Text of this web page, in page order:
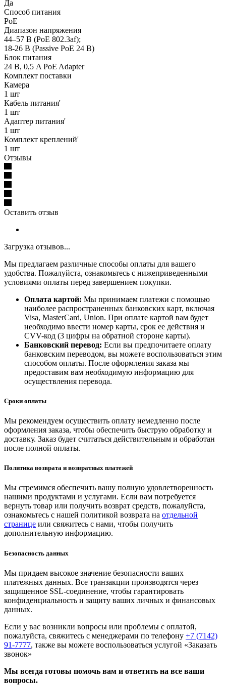
Да
Способ питания
PoE
Диапазон напряжения
44–57 В (PoE 802.3af);
18-26 В (Passive PoE 24 В)
Блок питания
24 В, 0,5 A PoE Adapter
Комплект поставки
Камера
1 шт
Кабель питания'
1 шт
Адаптер питания'
1 шт
Комплект креплений'
1 шт
Отзывы
Оставить отзыв
Загрузка отзывов...
Мы предлагаем различные способы оплаты для вашего
удобства. Пожалуйста, ознакомьтесь с нижеприведенными
условиями оплаты перед завершением покупки.
Оплата картой: Мы принимаем платежи с помощью
наиболее распространенных банковских карт, включая
Visa, MasterCard, Union. При оплате картой вам будет
необходимо ввести номер карты, срок ее действия и
CVV-код (3 цифры на обратной стороне карты).
Банковский перевод: Если вы предпочитаете оплату
банковским переводом, вы можете воспользоваться этим
способом оплаты. После оформления заказа мы
предоставим вам необходимую информацию для
осуществления перевода.
Сроки оплаты
Мы рекомендуем осуществить оплату немедленно после
оформления заказа, чтобы обеспечить быструю обработку и
доставку. Заказ будет считаться действительным и обработан
после полной оплаты.
Политика возврата и возвратных платежей
Мы стремимся обеспечить вашу полную удовлетворенность
нашими продуктами и услугами. Если вам потребуется
вернуть товар или получить возврат средств, пожалуйста,
ознакомьтесь с нашей политикой возврата на отдельной
странице или свяжитесь с нами, чтобы получить
дополнительную информацию.
Безопасность данных
Мы придаем высокое значение безопасности ваших
платежных данных. Все транзакции производятся через
защищенное SSL-соединение, чтобы гарантировать
конфиденциальность и защиту ваших личных и финансовых
данных.
Если у вас возникли вопросы или проблемы с оплатой,
пожалуйста, свяжитесь с менеджерами по телефону +7 (7142)
91-7777, также вы можете воспользоваться услугой «Заказать
звонок»
Мы всегда готовы помочь вам и ответить на все ваши
вопросы.